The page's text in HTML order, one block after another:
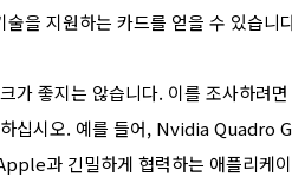
을 지원하는 카드를 얻을 수 있습니
가 좋지는 않습니다. 이를 조사하려
십시오. 예를 들어, Nvidia Quadro
과 긴밀하게 협력하는 애플리케